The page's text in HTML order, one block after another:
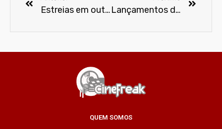
Estreias em outubro na Netflix Lançamentos de outubro no Disney Plus
QUEM SOMOS